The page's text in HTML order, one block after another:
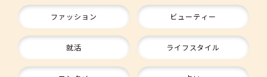
ファッション ビューティー
就活 ライフスタイル
9